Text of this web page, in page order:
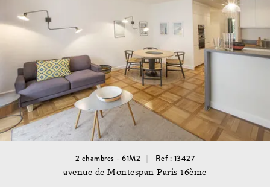
2 chambres - 61M2 Ref : 13427
avenue de Montespan Paris 16ème